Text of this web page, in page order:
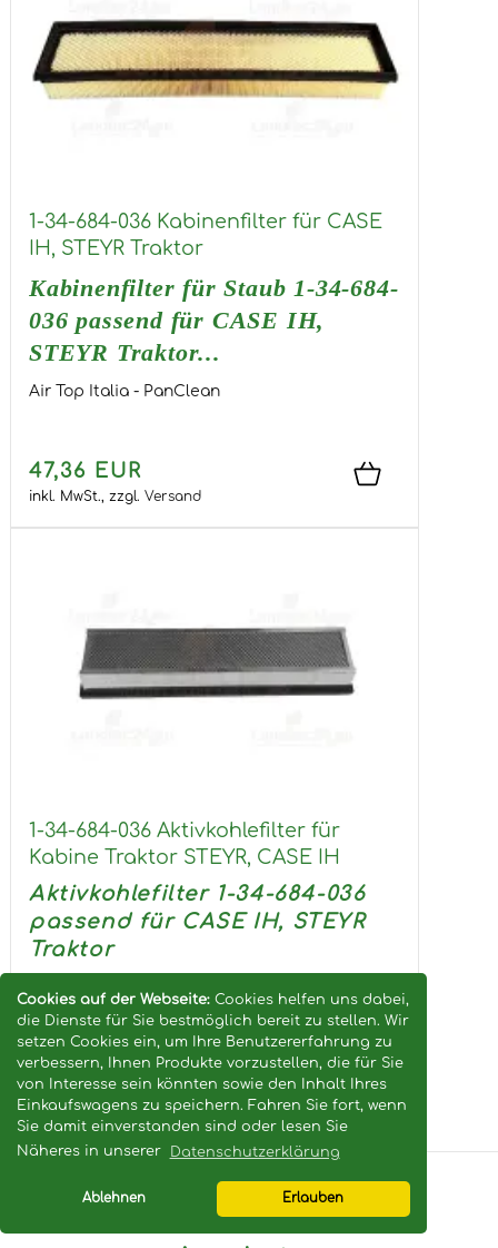
Cookies auf der Webseite:Cookies helfen uns dabei,
die Dienste für Sie bestmöglich bereit zu stellen. Wir
setzen Cookies ein, um Ihre Benutzererfahrung zu
verbessern, Ihnen Produkte vorzustellen, die für Sie
von Interesse sein könnten sowie den Inhalt Ihres
Einkaufswagens zu speichern. Fahren Sie fort, wenn
Sie damit einverstanden sind oder lesen Sie
Näheres in unserer
Datenschutzerklärung
Ablehnen Erlauben
1-34-684-036 Kabinenfilter für CASE
IH, STEYR Traktor
Kabinenfilter für Staub 1-34-684-
036 passend für CASE IH,
STEYR Traktor...
Air Top Italia - PanClean
47,36 EUR
inkl. MwSt., zzgl. Versand
1-34-684-036 Aktivkohlefilter für
Kabine Traktor STEYR, CASE IH
Aktivkohlefilter 1-34-684-036
passend für CASE IH, STEYR
Traktor
OEM...
117,21 EUR
inkl. MwSt.,zzgl.Versand